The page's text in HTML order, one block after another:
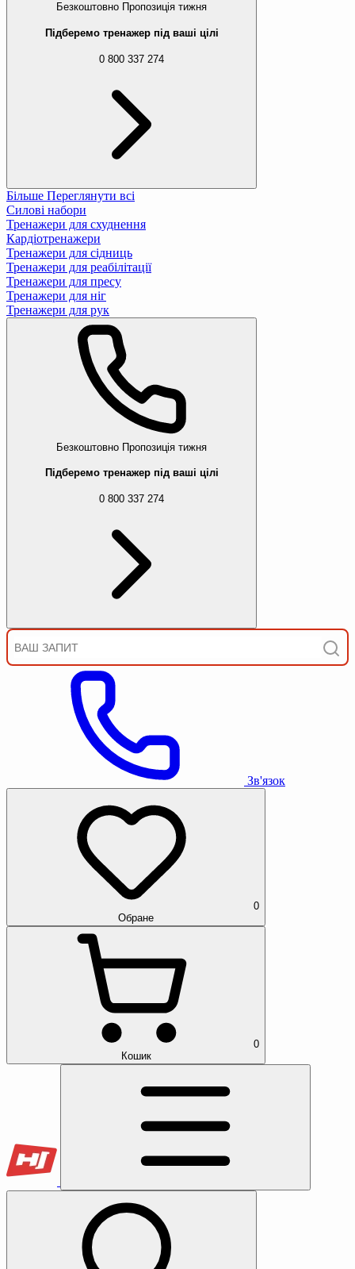
Безкоштовно Пропозиція тижня
Підберемо тренажер під ваші цілі
0 800 337 274
Більше Переглянути всі
Силові набори
Тренажери для схуднення
Кардіотренажери
Тренажери для сідниць
Тренажери для реабілітації
Тренажери для пресу
Тренажери для ніг
Тренажери для рук
Безкоштовно Пропозиція тижня
Підберемо тренажер під ваші цілі
0 800 337 274
Зв'язок
0
Обране
0
Кошик